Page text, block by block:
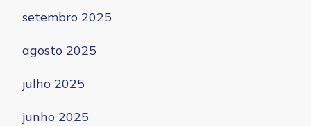
setembro 2025
agosto 2025
julho 2025
junho 2025